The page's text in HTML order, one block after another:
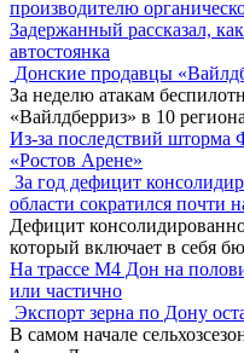
производителю
Задержанный рассказал,
автостоянка
Донские продавцы
За неделю атакам
«Вайлдберриз» в 10
Из-за последствий шторма
«Ростов Арене»
За год дефицит
области сократился почти
Дефицит
который включает в себя
На трассе М4 Дон на
или частично
Экспорт зерна по Дону
В самом начале